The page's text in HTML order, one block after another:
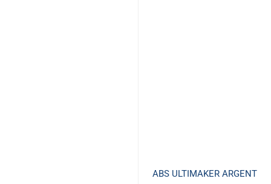
ABS ULTIMAKER ARGENT